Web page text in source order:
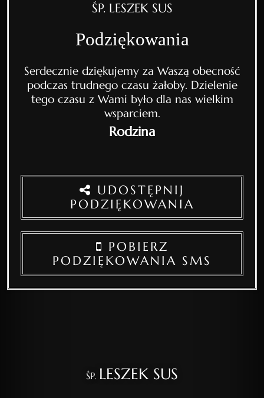
ŚP. LESZEK SUS
Podziękowania
Serdecznie dziękujemy za Waszą obecność
podczas trudnego czasu żałoby. Dzielenie
tego czasu z Wami było dla nas wielkim
wsparciem.
Rodzina
UDOSTĘPNIJ
PODZIĘKOWANIA
POBIERZ
PODZIĘKOWANIA SMS
ŚP. LESZEK SUS